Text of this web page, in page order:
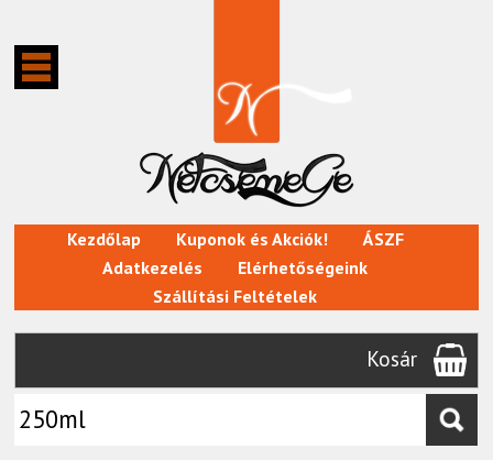
Kezdőlap Kuponok és Akciók!
ÁSZF
Adatkezelés
Elérhetőségeink
Szállítási Feltételek
Kosár